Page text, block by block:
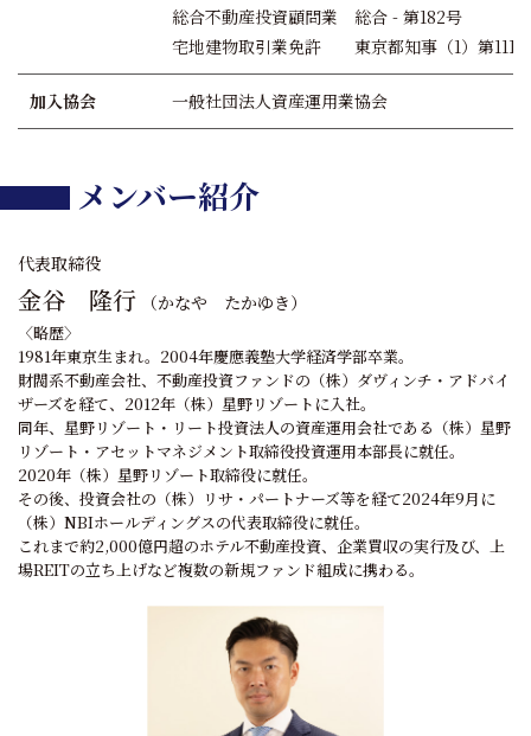
総合不動産投資顧問業 総合 - 第182号
宅地建物取引業免許
東京都知事（1）第
加入協会 一般社団法人資産運用業協会
メンバー紹介
代表取締役
金谷 隆行 （かなや たかゆき）
〈略歴〉
1981年東京生まれ。2004年慶應義塾大学経済学部卒業。
財閥系不動産会社、不動産投資ファンドの（株）ダヴィンチ・アドバイ
ザーズを経て、2012年（株）星野リゾートに入社。
同年、星野リゾート・リート投資法人の資産運用会社である（株）星野
リゾート・アセットマネジメント取締役投資運用本部長に就任。
2020年（株）星野リゾート取締役に就任。
その後、投資会社の（株）リサ・パートナーズ等を経て2024年9月に
（株）NBIホールディングスの代表取締役に就任。
これまで約2,000億円超のホテル不動産投資、企業買収の実行及び、上
場REITの立ち上げなど複数の新規ファンド組成に携わる。